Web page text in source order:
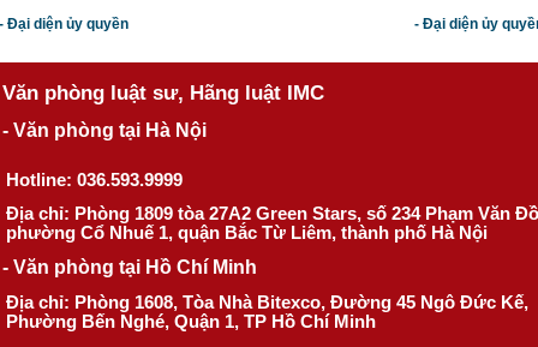
Đại diện ủy quyền
- Đại diện ủy
Văn phòng luật sư, Hãng luật IMC
- Văn phòng tại Hà Nội
Hotline: 036.593.9999
Địa chỉ: Phòng 1809 tòa 27A2 Green Stars, số 234 Phạm Văn
phường Cổ Nhuế 1, quận Bắc Từ Liêm, thành phố Hà Nội
- Văn phòng tại Hồ Chí Minh
Địa chỉ: Phòng 1608, Tòa Nhà Bitexco, Đường 45 Ngô Đức Kế,
Phường Bến Nghé, Quận 1, TP Hồ Chí Minh